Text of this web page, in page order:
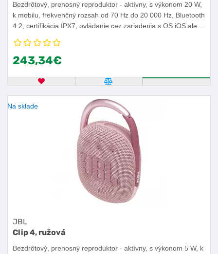
Bezdrôtový, prenosný reproduktor - aktívny, s výkonom 20 W,
k mobilu, frekvenčný rozsah od 70 Hz do 20 000 Hz, Bluetooth
4.2, certifikácia IPX7, ovládanie cez zariadenia s OS iOS alebo
243,34€
OBĽÚBENÝ PRODUKT POROVNAŤ PRODUKT
Na sklade
JBL
Clip 4, ružová
Bezdrôtový, prenosný reproduktor - aktívny, s výkonom 5 W, k